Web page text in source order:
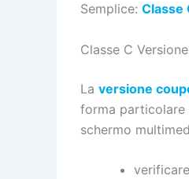
Semplice: Classe
Classe C
La versione
forma
schermo